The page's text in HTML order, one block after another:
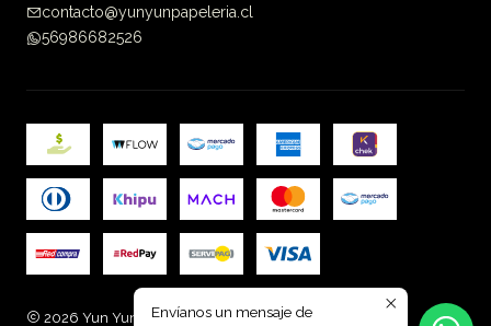
contacto@yunyunpapeleria.cl
56986682526
2026 Yun Yun Papelería.Envíanos un mensaje de